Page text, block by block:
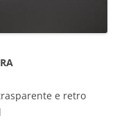
e retro